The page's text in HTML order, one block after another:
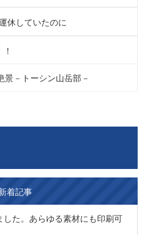
着記事
た。あらゆる素材にも印刷可
休していたのに
景－トーシン山岳部－